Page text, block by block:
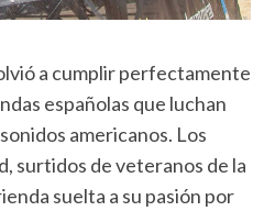
a cumplir perfectamente
españolas que luchan
americanos. Los
surtidos de veteranos de la
suelta a su pasión por